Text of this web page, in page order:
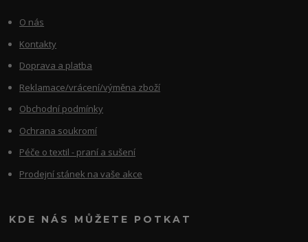
O nás
Kontakty
Doprava a platba
Reklamace/vrácení/výměna zboží
Obchodní podmínky
Ochrana soukromí
Péče o textil - praní a sušení
Prodejní stánek na vaše akce
KDE NÁS MŮŽETE POTKAT